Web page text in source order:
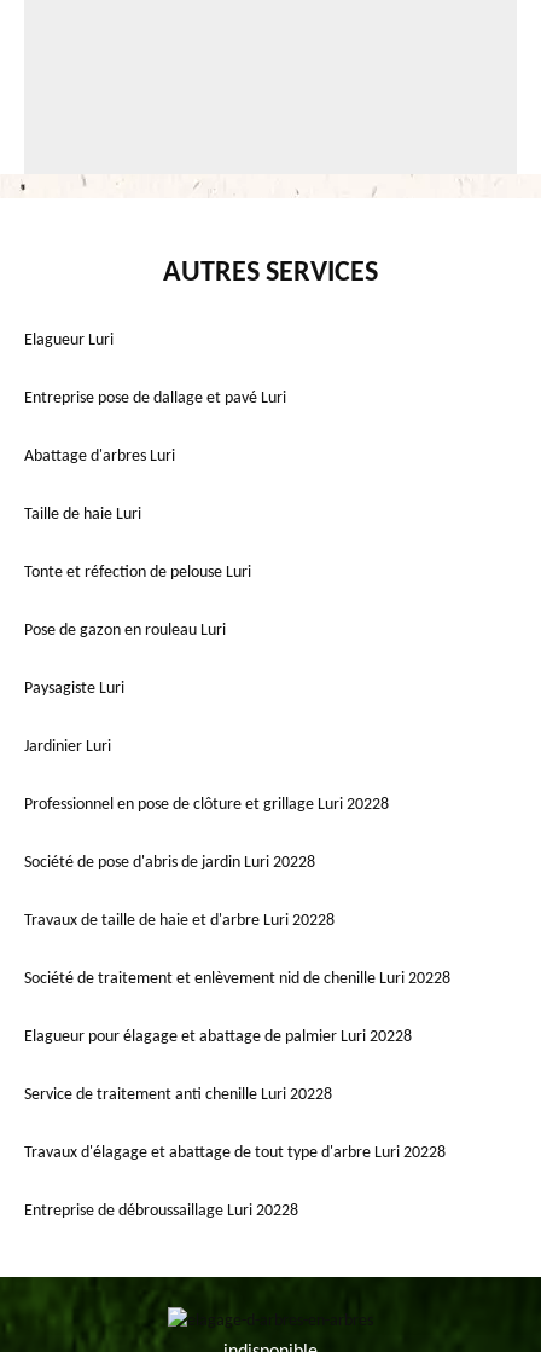
AUTRES SERVICES
Elagueur Luri
Entreprise pose de dallage et pavé Luri
Abattage d'arbres Luri
Taille de haie Luri
Tonte et réfection de pelouse Luri
Pose de gazon en rouleau Luri
Paysagiste Luri
Jardinier Luri
Professionnel en pose de clôture et grillage Luri 20228
Société de pose d'abris de jardin Luri 20228
Travaux de taille de haie et d'arbre Luri 20228
Société de traitement et enlèvement nid de chenille Luri 20228
Elagueur pour élagage et abattage de palmier Luri 20228
Service de traitement anti chenille Luri 20228
Travaux d'élagage et abattage de tout type d'arbre Luri 20228
Entreprise de débroussaillage Luri 20228